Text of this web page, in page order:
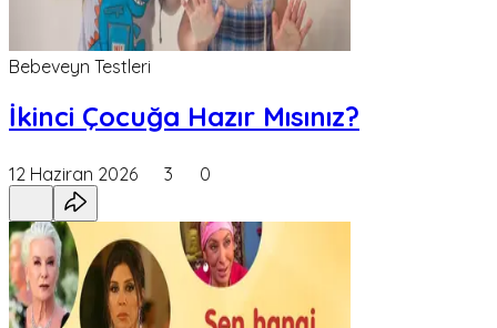
Bebeveyn Testleri
İkinci Çocuğa Hazır Mısınız?
12 Haziran 2026 3 0